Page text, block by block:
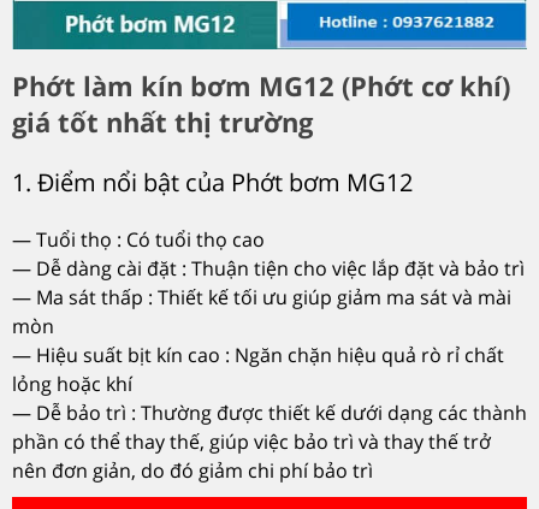
Phớt làm kín bơm MG12 (Phớt cơ khí)
giá tốt nhất thị trường
1. Điểm nổi bật của Phớt bơm MG12
— Tuổi thọ : Có tuổi thọ cao
— Dễ dàng cài đặt : Thuận tiện cho việc lắp đặt và bảo trì
— Ma sát thấp : Thiết kế tối ưu giúp giảm ma sát và mài
mòn
— Hiệu suất bịt kín cao : Ngăn chặn hiệu quả rò rỉ chất
lỏng hoặc khí
— Dễ bảo trì : Thường được thiết kế dưới dạng các thành
phần có thể thay thế, giúp việc bảo trì và thay thế trở
nên đơn giản, do đó giảm chi phí bảo trì